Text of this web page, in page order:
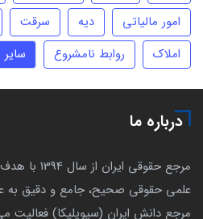
امور مالیاتی
دیه سرقت
املاک
روابط نامشروع
درباره ما
مرجع حقوقی
علمی حقوقی صحیح، جامع و دقیق به
مرجع دانش ایران (سیویلیکا) فعالیت